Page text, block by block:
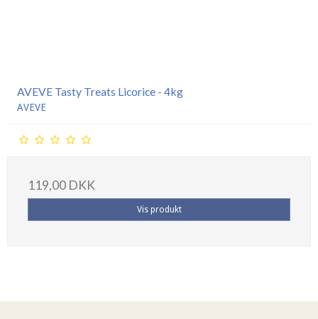
AVEVE Tasty Treats Licorice - 4kg
AVEVE
119,00 DKK
Vis produkt